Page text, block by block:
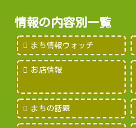
情報の内容別一覧
まち情報ウォッチ
お店情報
まちの話題